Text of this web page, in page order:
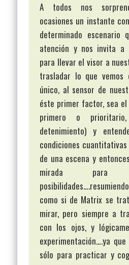
A todos nos
ocasiones un instante
determinado escenario
atención y nos invita a
para llevar el visor a
trasladar lo que vemos
único, al sensor de
éste primer factor, sea
primero o
detenimiento) y
condiciones
de una escena y
mirada
como si de Matrix se
mirar, pero siempre a
con los ojos, y
experimentación….ya
sólo para practicar y